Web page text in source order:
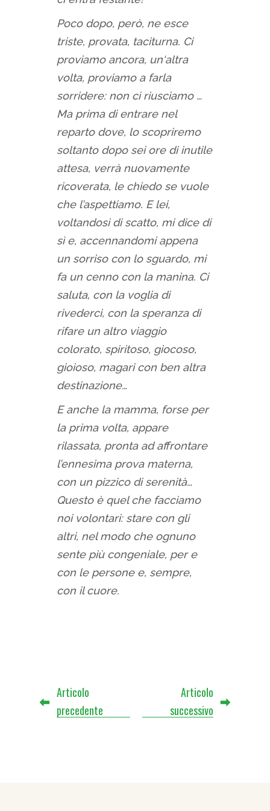
Poco dopo, però, ne esce
triste, provata, taciturna. Ci
proviamo ancora, un‘altra
volta, proviamo a farla
sorridere: non ci riusciamo …
Ma prima di entrare nel
reparto dove, lo scopriremo
soltanto dopo sei ore di inutile
attesa, verrà nuovamente
ricoverata, le chiedo se vuole
che l’aspettiamo. E lei,
voltandosi di scatto, mi dice di
sì e, accennandomi appena
un sorriso con lo sguardo, mi
fa un cenno con la manina. Ci
saluta, con la voglia di
rivederci, con la speranza di
rifare un altro viaggio
colorato, spiritoso, giocoso,
gioioso, magari con ben altra
destinazione…
E anche la mamma, forse per
la prima volta, appare
rilassata, pronta ad affrontare
l’ennesima prova materna,
con un pizzico di serenità…
Questo è quel che facciamo
noi volontari: stare con gli
altri, nel modo che ognuno
sente più congeniale, per e
con le persone e, sempre,
con il cuore.
Articolo
precedente
Articolo
successivo